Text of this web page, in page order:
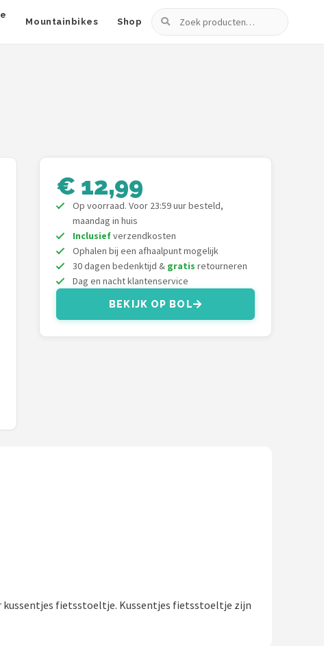
Mountainbikes Shop
Zoeken
€ 12,99
Op voorraad. Voor 23:59 uur besteld,
maandag in huis
Inclusiefverzendkosten
Ophalen bij een afhaalpunt mogelijk
30 dagen bedenktijd & gratis retourneren
Dag en nacht klantenservice
BEKIJK OP BOL
kussentjes fietsstoeltje. Kussentjes fietsstoeltje zijn